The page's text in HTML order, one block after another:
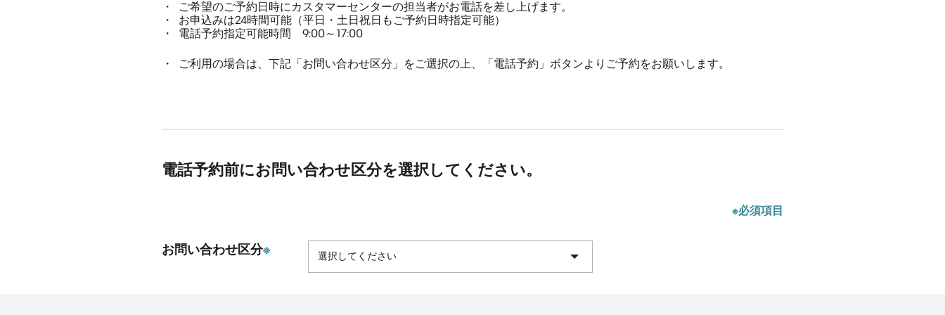
ご希望のご予約日時にカスタマーセンターの担当者がお電話を差し上げます。
お申込みは24時間可能（平日・土日祝日もご予約日時指定可能）
電話予約指定可能時間 9:00～17:00
ご利用の場合は、下記「お問い合わせ区分」をご選択の上、「電話予約」ボタンよりご予約をお願いします。
電話予約前にお問い合わせ区分を選択してください。
※必須項目
お問い合わせ区分※